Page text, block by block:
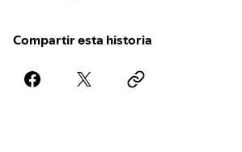
Compartir esta historia